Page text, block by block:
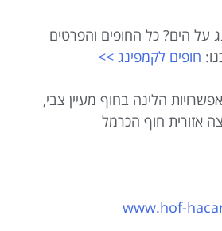
על הים? כל החופים והפרטים
חופים לקמפינג >>
הלינה בחוף מעיין צבי,
אזורית חוף הכרמל
www.hof-